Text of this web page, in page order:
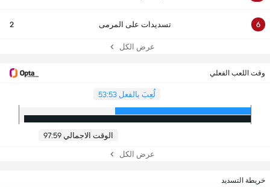
6 تسديدات على المرمى 2
عرض الكل
وقت اللعب الفعلي
لُعِبَ بالفعل 53:53
الوقت الاجمالي 97:59
عرض الكل
خريطة التسديد